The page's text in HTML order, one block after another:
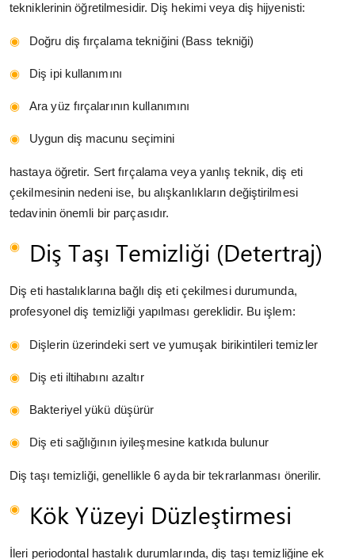
tekniklerinin öğretilmesidir. Diş hekimi veya diş hijyenisti:
Doğru diş fırçalama tekniğini (Bass tekniği)
Diş ipi kullanımını
Ara yüz fırçalarının kullanımını
Uygun diş macunu seçimini
hastaya öğretir. Sert fırçalama veya yanlış teknik, diş eti
çekilmesinin nedeni ise, bu alışkanlıkların değiştirilmesi
tedavinin önemli bir parçasıdır.
Diş Taşı Temizliği (Detertraj)
Diş eti hastalıklarına bağlı diş eti çekilmesi durumunda,
profesyonel diş temizliği yapılması gereklidir. Bu işlem:
Dişlerin üzerindeki sert ve yumuşak birikintileri temizler
Diş eti iltihabını azaltır
Bakteriyel yükü düşürür
Diş eti sağlığının iyileşmesine katkıda bulunur
Diş taşı temizliği, genellikle 6 ayda bir tekrarlanması önerilir.
Kök Yüzeyi Düzleştirmesi
İleri periodontal hastalık durumlarında, diş taşı temizliğine ek